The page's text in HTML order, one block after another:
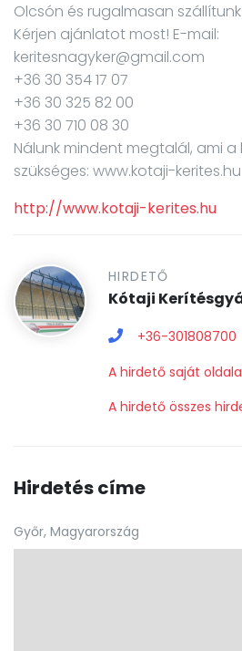
Olcsón és rugalmasan
Kérjen ajánlatot most! E-mail:
keritesnagyker@gmail.com
+36 30 354 17 07
+36 30 325 82 00
+36 30 710 08 30
Nálunk mindent megtalál, ami a
http://www.kotaji-kerites.hu
HIRDETŐ
Kótaji
+36-301808700
A hirdető saját oldala
A hirdető összes
Hirdetés címe
Győr, Magyarország